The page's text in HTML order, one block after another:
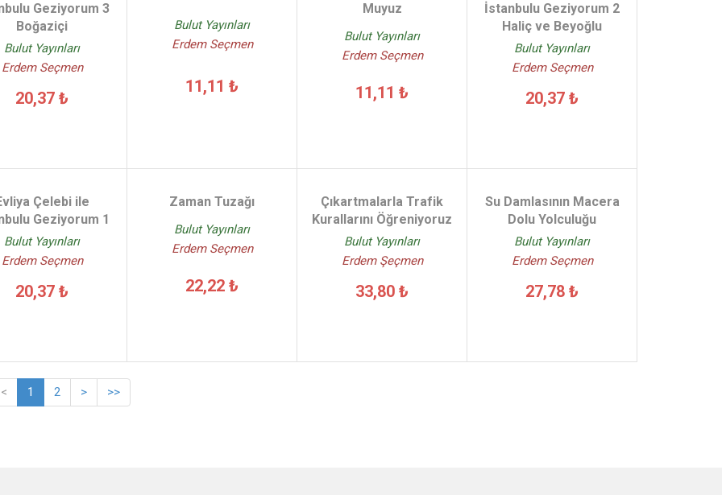
Geziyorum 3
Boğaziçi
Bulut Yayınları
Erdem Seçmen
20,37 ₺
Bulut Yayınları
Erdem Seçmen
11,11 ₺
Muyuz
Bulut Yayınları
Erdem Seçmen
11,11 ₺
İstanbulu Geziyorum 2
Haliç ve Beyoğlu
Bulut Yayınları
Erdem Seçmen
20,37 ₺
Çelebi ile
Geziyorum 1
Bulut Yayınları
Erdem Seçmen
20,37 ₺
Zaman Tuzağı
Bulut Yayınları
Erdem Seçmen
22,22 ₺
Çıkartmalarla Trafik
Kurallarını Öğreniyoruz
Bulut Yayınları
Erdem Şeçmen
33,80 ₺
Su Damlasının Macera
Dolu Yolculuğu
Bulut Yayınları
Erdem Seçmen
27,78 ₺
< 1 2 > >>